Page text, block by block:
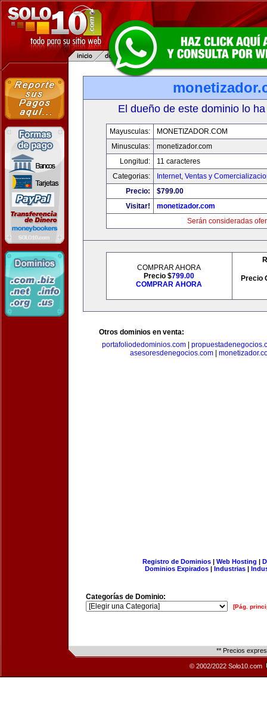
El dueño de este dominio lo
Mayusculas:
MONETIZADOR.COM
Minusculas:
monetizador.com
Longitud:
11 caracteres
Categorias:
Internet, Ventas y
Precio:
$799.00
Visitar!
monetizador.com
Serán consideradas
COMPRAR AHORA
Precio $799.00
COMPRAR AHORA
Precio
Otros dominios en venta:
portafoliodedominios.com|
asesoresdenegocios.com
Registro de Dominios| Web Hosting |
Dominios Expirados | Industrias |
Categorías de Dominio:
[Pág.
** Precios
© 2002/2022 Solo10.com